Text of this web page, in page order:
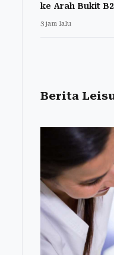
ke Arah Bukit
3 jam lalu
Berita